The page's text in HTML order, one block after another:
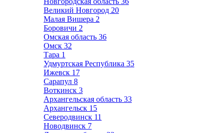
Великий Новгород 20
Малая Вишера 2
Боровичи 2
Омская область 36
Омск 32
Тара 1
Удмуртская Республика 35
Ижевск 17
Сарапул 8
Воткинск 3
Архангельская область 33
Архангельск 15
Северодвинск 11
Новодвинск 7